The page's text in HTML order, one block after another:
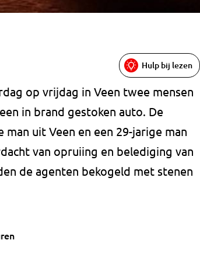
Hulp bij lezen
op vrijdag in Veen twee mensen
in brand gestoken auto. De
uit Veen en een 29-jarige man
van opruiing en belediging van
de agenten bekogeld met stenen